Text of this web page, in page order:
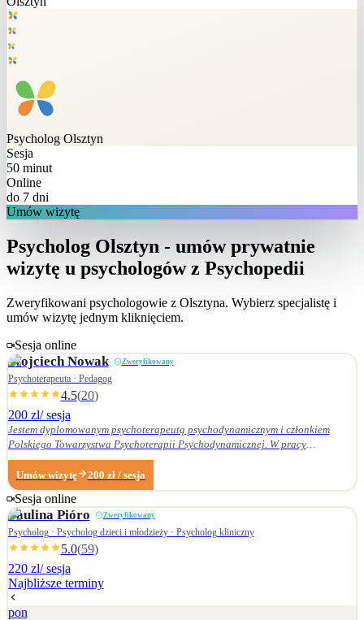
Psycholog Olsztyn
Sesja
50 minut
Online
do 7 dni
Umów wizytę
Psycholog Olsztyn - umów prywatnie
wizytę u psychologów z Psychopedii
Zweryfikowani psychologowie z Olsztyna. Wybierz specjalistę i
umów wizytę jednym kliknięciem.
Sesja online
Wojciech Nowak Zweryfikowany
Psychoterapeuta · Pedagog
4.5(20)
200 zl/ sesja
Jestem dyplomowanym psychoterapeutą psychodynamicznym i członkiem
Polskiego Towarzystwa Psychoterapii Psychodynamicznej. W pracy
terapeutycznej wnikliwie słucham pacjenta i podążam za jego narracją. Moje
zainteresowania zawodowe obejmują przede wszystkim: • psychoterapię
zaburzeń osobowości, • zaburzenia nerwicowe i lękowe, • problematykę relacji
małżeńskich i rodzinnych. Nie zajmuję się terapią uzależnień. Ukończyłem
Wydział Nauk Pedagogicznych Dolnośląskiej Szkoły Wyższej we Wrocławiu —
w 2007 r. studia licencjackie (pedagogika rodzinna), a w 2009 r. magisterskie
(resocjalizacja). W 2016 r. ukończyłem czteroletnie szkolenie z psychoterapii
psychodynamicznej w Krakowskim Centrum Psychodynamicznym, a w styczniu
2020 r. uzyskałem dyplom psychoterapeuty psychodynamicznego. Od
ukończenia szkoły psychoterapii regularnie uczestniczę w konferencjach
Umów wizytę 200 zł / sesja
Sesja online
Paulina Pióro Zweryfikowany
Psycholog · Psycholog dzieci i młodzieży · Psycholog kliniczny
5.0(59)
220 zl/ sesja
Najbliższe terminy
pon